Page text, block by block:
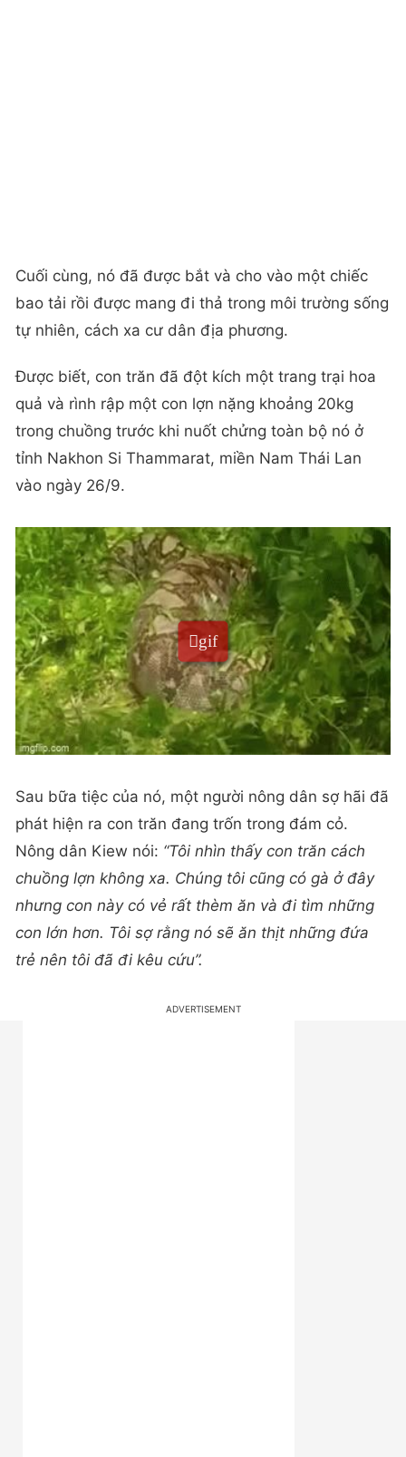
Cuối cùng, nó đã được bắt và cho vào một chiếc
bao tải rồi được mang đi thả trong môi trường sống
tự nhiên, cách xa cư dân địa phương.
Được biết, con trăn đã đột kích một trang trại hoa
quả và rình rập một con lợn nặng khoảng 20kg
trong chuồng trước khi nuốt chửng toàn bộ nó ở
tỉnh Nakhon Si Thammarat, miền Nam Thái Lan
vào ngày 26/9.
Sau bữa tiệc của nó, một người nông dân sợ hãi đã
phát hiện ra con trăn đang trốn trong đám cỏ.
Nông dân Kiew nói: “Tôi nhìn thấy con trăn cách
chuồng lợn không xa. Chúng tôi cũng có gà ở đây
nhưng con này có vẻ rất thèm ăn và đi tìm những
con lớn hơn. Tôi sợ rằng nó sẽ ăn thịt những đứa
trẻ nên tôi đã đi kêu cứu”.